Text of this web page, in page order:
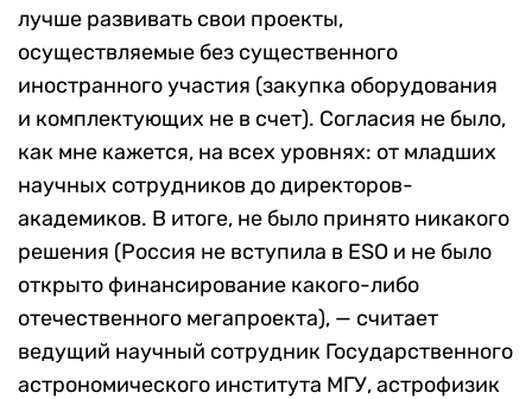
лучше развивать свои проекты,
осуществляемые без существенного
иностранного участия (закупка оборудования
и комплектующих не в счет). Согласия не было,
как мне кажется, на всех уровнях: от младших
научных сотрудников до директоров-
академиков. В итоге, не было принято никакого
решения (Россия не вступила в ESO и не было
открыто финансирование какого-либо
отечественного мегапроекта), — считает
ведущий научный сотрудник Государственного
астрономического института МГУ, астрофизик